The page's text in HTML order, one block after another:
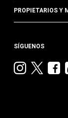
PROPIETARIOS Y
SÍGUENOS
Visita